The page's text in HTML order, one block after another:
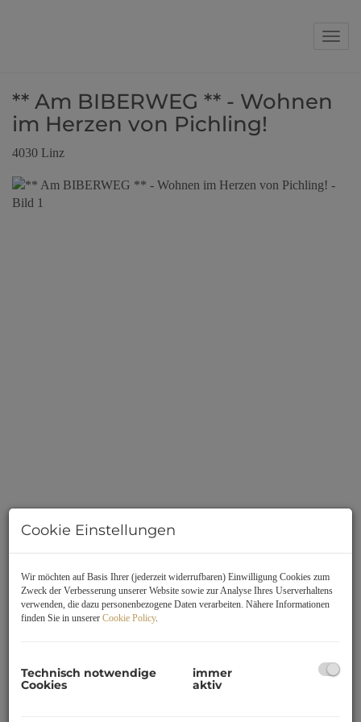
** Am BIBERWEG ** - Wohnen
im Herzen von Pichling!
4030 Linz
Beschreibung
Exklusives Wohnprojekt "BIBERWEG" in Top-Lage im
In bester Lage, einer ruhigen Siedlungsgegend in Pichling,
Cookie Einstellungen
Wir möchten auf Basis Ihrer (jederzeit widerrufbaren) Einwilligung Cookies zum
Zweck der Verbesserung unserer Website sowie zur Analyse Ihres Userverhaltens
verwenden, die dazu personenbezogene Daten verarbeiten. Nähere Informationen
finden Sie in unserer Cookie Policy.
Technisch notwendige
Cookies
immer
aktiv